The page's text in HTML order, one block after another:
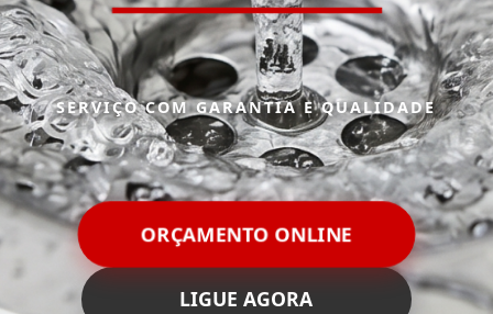
SERVIÇO COM GARANTIA E QUALIDADE
ORÇAMENTO ONLINE
LIGUE AGORA